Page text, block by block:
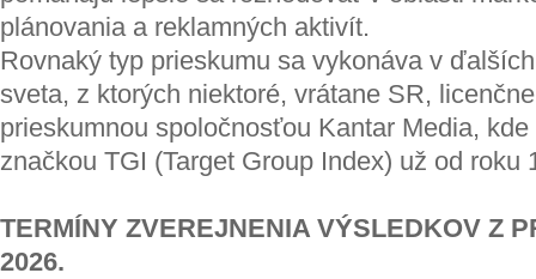
plánovania a reklamných aktivít.
Rovnaký typ prieskumu sa vykonáva v
sveta, z ktorých niektoré, vrátane SR,
prieskumnou spoločnosťou Kantar Media,
značkou TGI (Target Group Index) už od roku
TERMÍNY ZVEREJNENIA VÝSLEDKOV Z
2026.